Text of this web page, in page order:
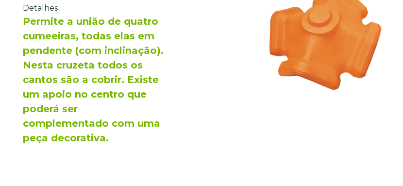
Detalhes
Permite a união de quatro
cumeeiras, todas elas em
pendente (com inclinação).
Nesta cruzeta todos os
cantos são a cobrir. Existe
um apoio no centro que
poderá ser
complementado com uma
peça decorativa.